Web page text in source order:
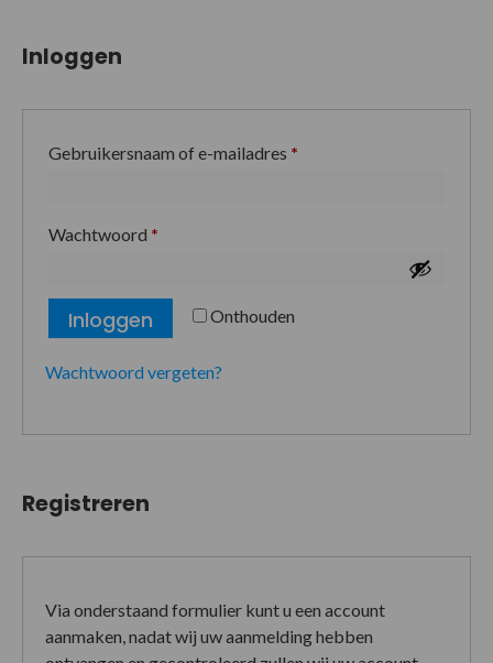
Inloggen
Gebruikersnaam of e-mailadres *
Wachtwoord *
Onthouden
Inloggen
Wachtwoord vergeten?
Registreren
Via onderstaand formulier kunt u een account
aanmaken, nadat wij uw aanmelding hebben